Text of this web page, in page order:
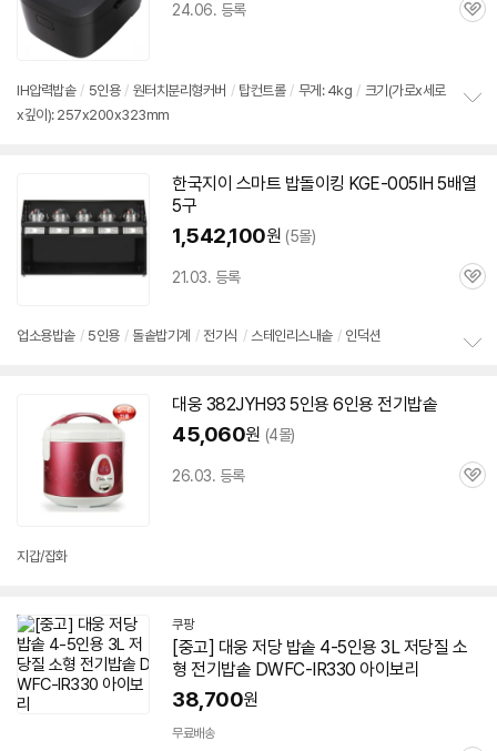
24.06. 등록
관
IH압력밥솥 / 5인용 / 원터치분리형커버 / 탑컨트롤 / 무게: 4kg / 크기(가로x세로
x깊이): 257x200x323mm
치
한국지이 스마트 밥돌이킹 KGE-005IH 5배열
5구
1,542,100원 (5몰)
21.03. 등록
관
업소용밥솥 / 5인용 / 돌솥밥기계 / 전기식 / 스테인리스내솥 / 인덕션
대웅 382JYH93 5인용 6인용 전기밥솥
45,060원 (4몰)
26.03. 등록
관
지갑/잡화
쿠팡
[중고] 대웅 저당 밥솥 4-5인용 3L 저당질 소
형 전기밥솥 DWFC-IR330 아이보리
38,700원
무료배송